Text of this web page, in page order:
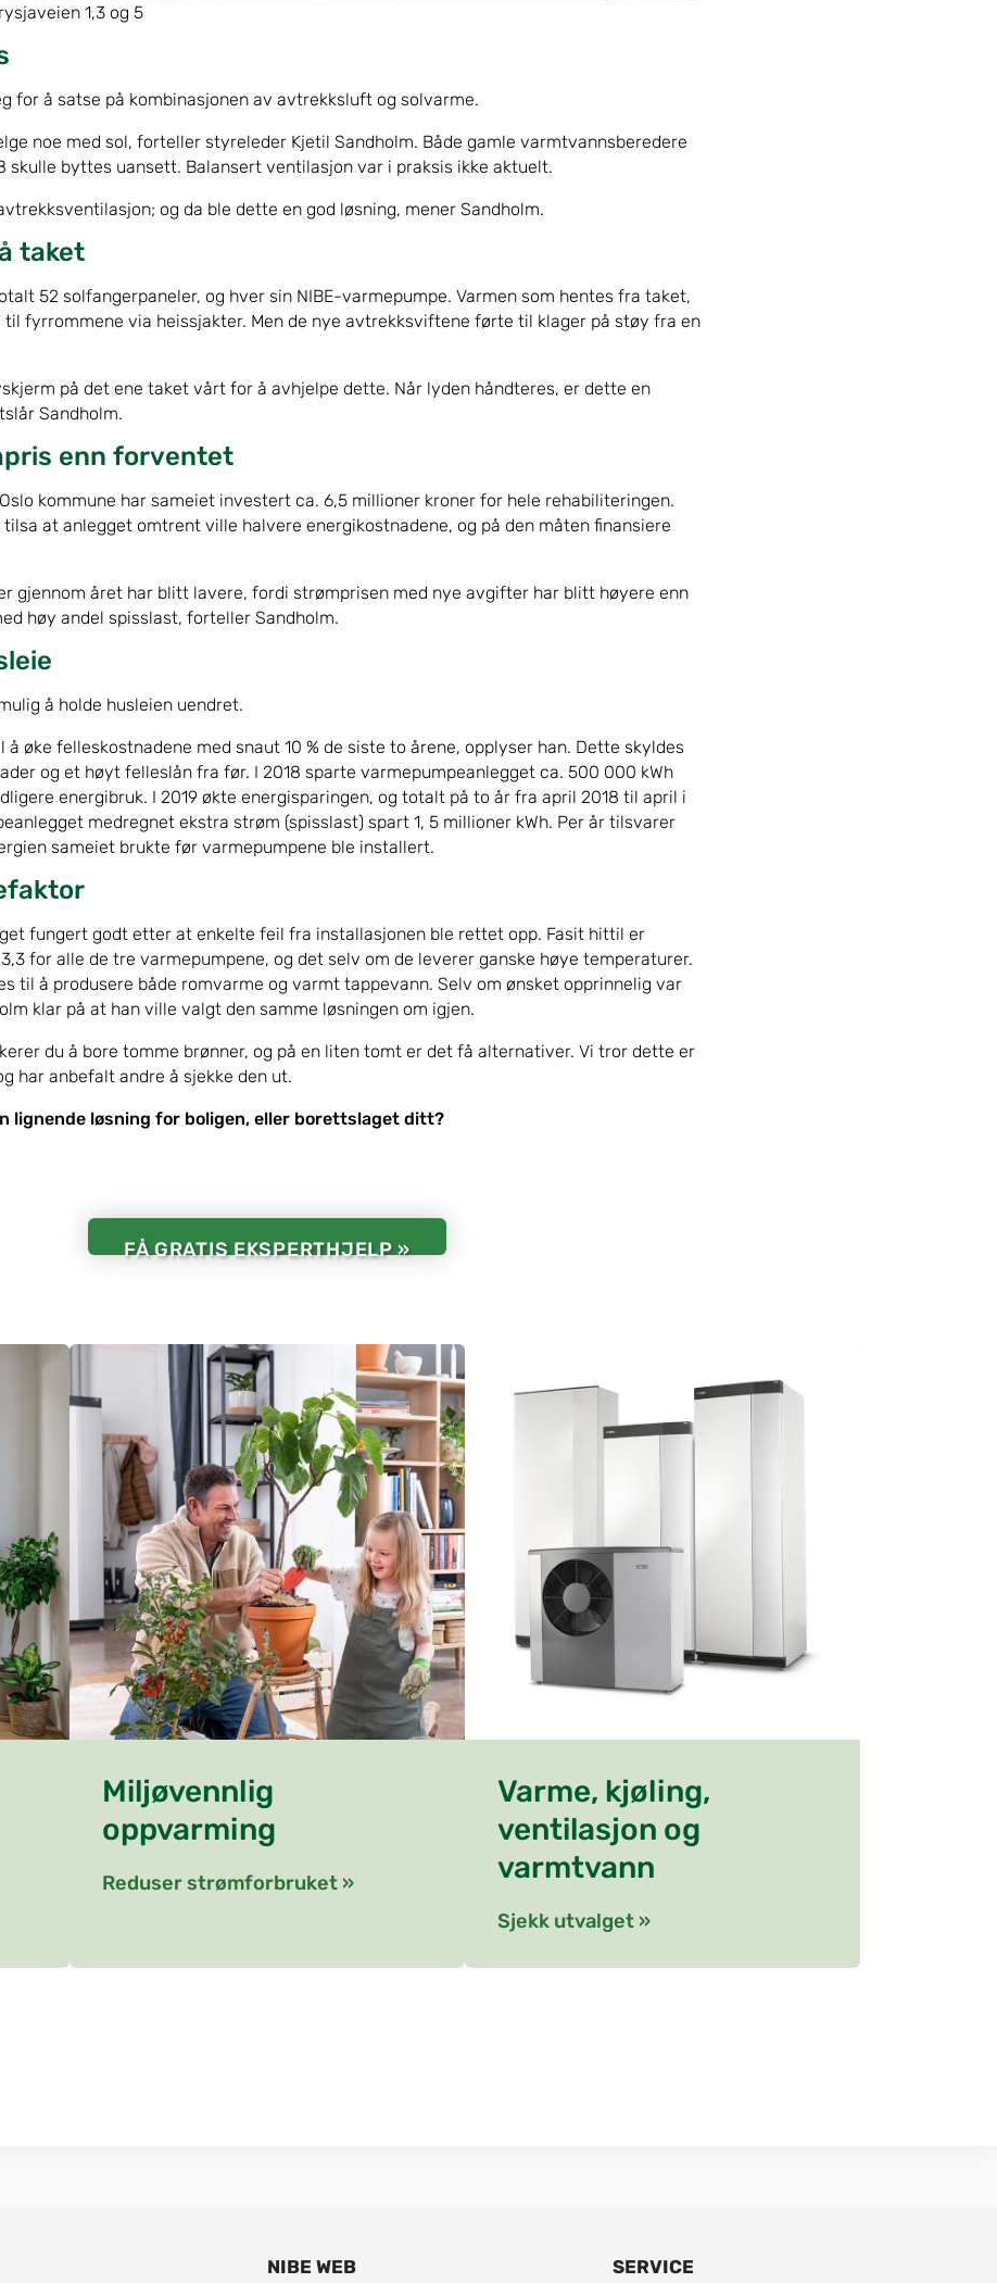
1,3 og 5
for å satse på kombinasjonen av avtrekksluft og solvarme.
noe med sol, forteller styreleder Kjetil Sandholm. Både gamle varmtvannsberedere
skulle byttes uansett. Balansert ventilasjon var i praksis ikke aktuelt.
og da ble dette en god løsning, mener Sandholm.
taket
52 solfangerpaneler, og hver sin NIBE-varmepumpe. Varmen som hentes fra taket,
til fyrrommene via heissjakter. Men de nye avtrekksviftene førte til klager på støy fra en
på det ene taket vårt for å avhjelpe dette. Når lyden håndteres, er dette en
Sandholm.
enn forventet
kommune har sameiet investert ca. 6,5 millioner kroner for hele rehabiliteringen.
at anlegget omtrent ville halvere energikostnadene, og på den måten finansiere
gjennom året har blitt lavere, fordi strømprisen med nye avgifter har blitt høyere enn
høy andel spisslast, forteller Sandholm.
å holde husleien uendret.
å øke felleskostnadene med snaut 10 % de siste to årene, opplyser han. Dette skyldes
og et høyt felleslån fra før. I 2018 sparte varmepumpeanlegget ca. 500 000 kWh
energibruk. I 2019 økte energisparingen, og totalt på to år fra april 2018 til april i
medregnet ekstra strøm (spisslast) spart 1, 5 millioner kWh. Per år tilsvarer
sameiet brukte før varmepumpene ble installert.
fungert godt etter at enkelte feil fra installasjonen ble rettet opp. Fasit hittil er
for alle de tre varmepumpene, og det selv om de leverer ganske høye temperaturer.
til å produsere både romvarme og varmt tappevann. Selv om ønsket opprinnelig var
klar på at han ville valgt den samme løsningen om igjen.
du å bore tomme brønner, og på en liten tomt er det få alternativer. Vi tror dette er
har anbefalt andre å sjekke den ut.
lignende løsning for boligen, eller borettslaget ditt?
FÅ GRATIS EKSPERTHJELP »
Miljøvennlig
oppvarming
Reduser strømforbruket »
Varme, kjøling,
ventilasjon og
varmtvann
Sjekk utvalget »
NIBE WEB SERVICE